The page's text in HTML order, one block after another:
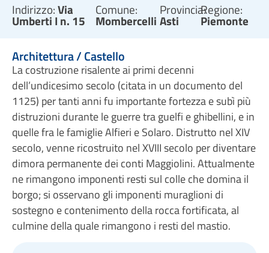
Indirizzo:Via
Umberti I n. 15
Comune:
Mombercelli
Provincia:
Asti
Regione:
Piemonte
Architettura / Castello
La costruzione risalente ai primi decenni
dell’undicesimo secolo (citata in un documento del
1125) per tanti anni fu importante fortezza e subì più
distruzioni durante le guerre tra guelfi e ghibellini, e in
quelle fra le famiglie Alfieri e Solaro. Distrutto nel XIV
secolo, venne ricostruito nel XVIII secolo per diventare
dimora permanente dei conti Maggiolini. Attualmente
ne rimangono imponenti resti sul colle che domina il
borgo; si osservano gli imponenti muraglioni di
sostegno e contenimento della rocca fortificata, al
culmine della quale rimangono i resti del mastio.